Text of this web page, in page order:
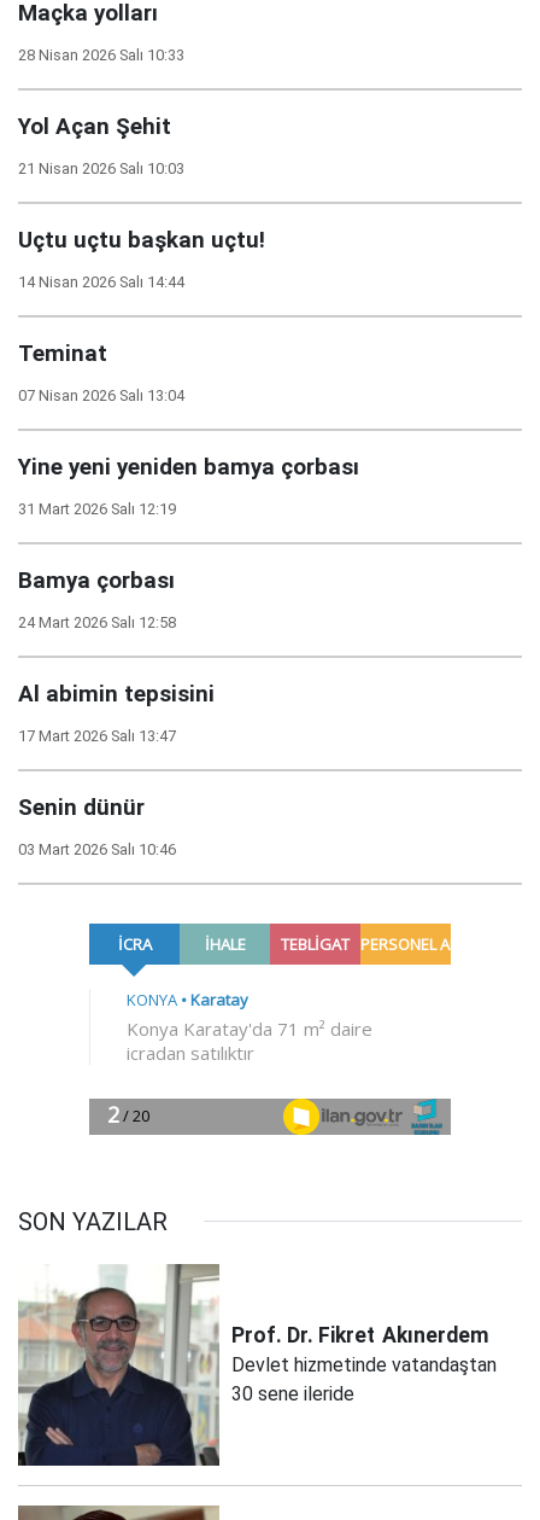
Maçka yolları
28 Nisan 2026 Salı 10:33
Yol Açan Şehit
21 Nisan 2026 Salı 10:03
Uçtu uçtu başkan uçtu!
14 Nisan 2026 Salı 14:44
Teminat
07 Nisan 2026 Salı 13:04
Yine yeni yeniden bamya çorbası
31 Mart 2026 Salı 12:19
Bamya çorbası
24 Mart 2026 Salı 12:58
Al abimin tepsisini
17 Mart 2026 Salı 13:47
Senin dünür
03 Mart 2026 Salı 10:46
SON YAZILAR
Prof. Dr. Fikret Akınerdem
Devlet hizmetinde vatandaştan
30 sene ileride